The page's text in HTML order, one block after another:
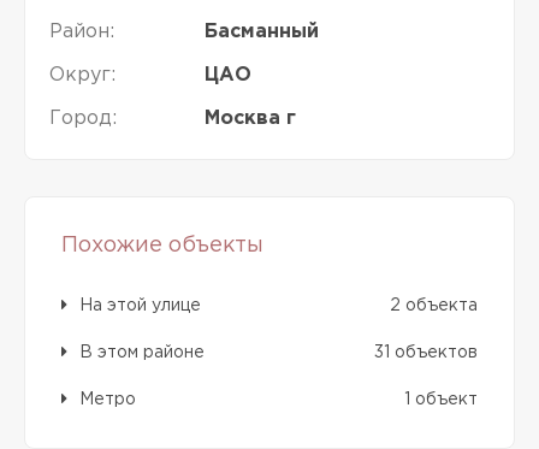
Район: Басманный
Округ: ЦАО
Город: Москва г
Похожие объекты
На этой улице 2 объекта
В этом районе 31 объектов
Метро 1 объект